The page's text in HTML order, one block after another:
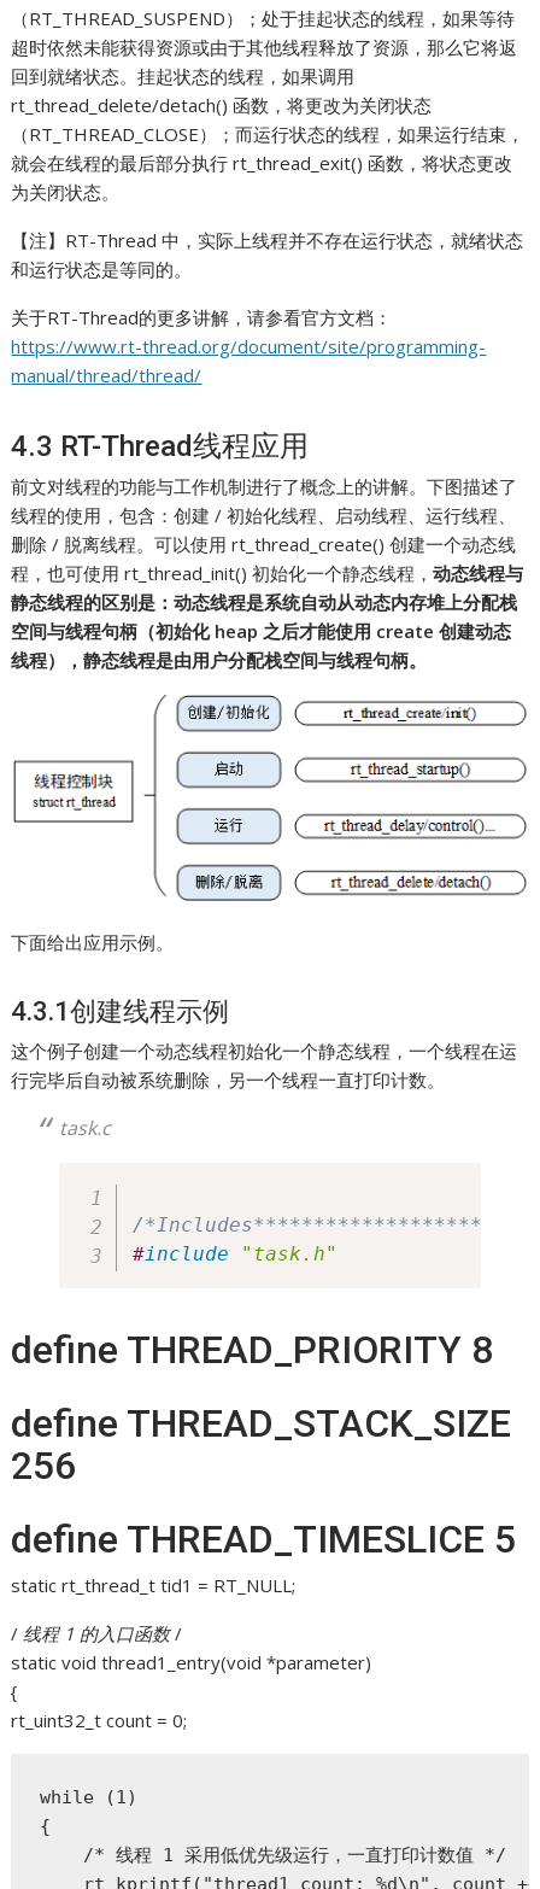
（RT_THREAD_SUSPEND）；处于挂起状态的线程，如果等待
超时依然未能获得资源或由于其他线程释放了资源，那么它将返
回到就绪状态。挂起状态的线程，如果调用
rt_thread_delete/detach() 函数，将更改为关闭状态
（RT_THREAD_CLOSE）；而运行状态的线程，如果运行结束，
就会在线程的最后部分执行 rt_thread_exit() 函数，将状态更改
为关闭状态。
【注】RT-Thread 中，实际上线程并不存在运行状态，就绪状态
和运行状态是等同的。
关于RT-Thread的更多讲解，请参看官方文档：
https://www.rt-thread.org/document/site/programming-
manual/thread/thread/
4.3 RT-Thread线程应用
前文对线程的功能与工作机制进行了概念上的讲解。下图描述了
线程的使用，包含：创建 / 初始化线程、启动线程、运行线程、
删除 / 脱离线程。可以使用 rt_thread_create() 创建一个动态线
程，也可使用 rt_thread_init() 初始化一个静态线程，动态线程与
静态线程的区别是：动态线程是系统自动从动态内存堆上分配栈
空间与线程句柄（初始化 heap 之后才能使用 create 创建动态
线程），静态线程是由用户分配栈空间与线程句柄。
下面给出应用示例。
4.3.1创建线程示例
这个例子创建一个动态线程初始化一个静态线程，一个线程在运
行完毕后自动被系统删除，另一个线程一直打印计数。
task.c
/
#include "task.h"
define THREAD_PRIORITY 8
define THREAD_STACK_SIZE
256
define THREAD_TIMESLICE 5
static rt_thread_t tid1 = RT_NULL;
/ 线程 1 的入口函数/
static void thread1_entry(void *parameter)
{
rt_uint32_t count = 0;
while (1)
{
    /* 线程 1 采用低优先级运行，一直打印计数值 */
rt_kprintf("thread1 count: %d\n", count